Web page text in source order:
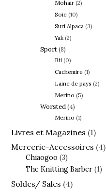
Mohair (2)
Soie (10)
Suri Alpaca (3)
Yak (2)
Sport(8)
Bfl (0)
Cachemire (1)
Laine de pays (2)
Merino (5)
Worsted(4)
Merino (1)
Livres et Magazines (1)
Mercerie-Accessoires (4)
Chiaogoo (3)
The Knitting Barber (1)
Soldes/ Sales (4)